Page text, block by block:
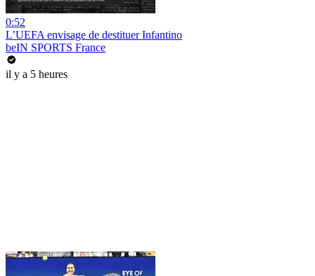
0:52
L’UEFA envisage de destituer Infantino
beIN SPORTS France
il y a 5 heures